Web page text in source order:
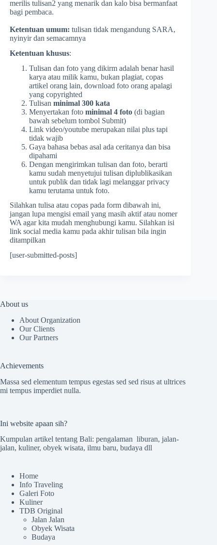
merilis tulisan2 yang menarik dan kalo bisa bermanfaat
bagi pembaca.
Ketentuan umum: tulisan tidak mengandung SARA,
nyinyir dan semacamnya
Ketentuan khusus:
Tulisan dan foto yang dikirm adalah benar hasil
karya atau milik kamu, bukan plagiat, copas
artikel orang lain, download foto orang apalagi
yang copyrighted
Tulisan minimal 300 kata
Menyertakan foto minimal 4 foto (di bagian
bawah sebelum tombol Submit)
Link video/youtube merupakan nilai plus tapi
tidak wajib
Gaya bahasa bebas asal ada ceritanya dan bisa
dipahami
Dengan mengirimkan tulisan dan foto, berarti
kamu sudah menyetujui tulisan diplublikasikan
untuk publik dan tidak lagi melanggar privacy
kamu terutama untuk foto.
Silahkan tulisa atau copas pada form dibawah ini,
jangan lupa mengisi email yang masih aktif atau nomer
WA agar kita mudah menghubungi kamu. Silahkan isi
link social media kamu pada akhir tulisan bila ingin
ditampilkan
[user-submitted-posts]
About us
About Organization
Our Clients
Our Partners
Achievements
Massa sed elementum tempus egestas sed sed risus at ultrices
mi tempus imperdiet nulla.
Ini website apaan sih?
Kumpulan artikel tentang Bali: pengalaman liburan, jalan-
jalan, kuliner, obyek wisata, ilmu baru, budaya dll
Home
Info Traveling
Galeri Foto
Kuliner
TDB Original
Jalan Jalan
Obyek Wisata
Budaya